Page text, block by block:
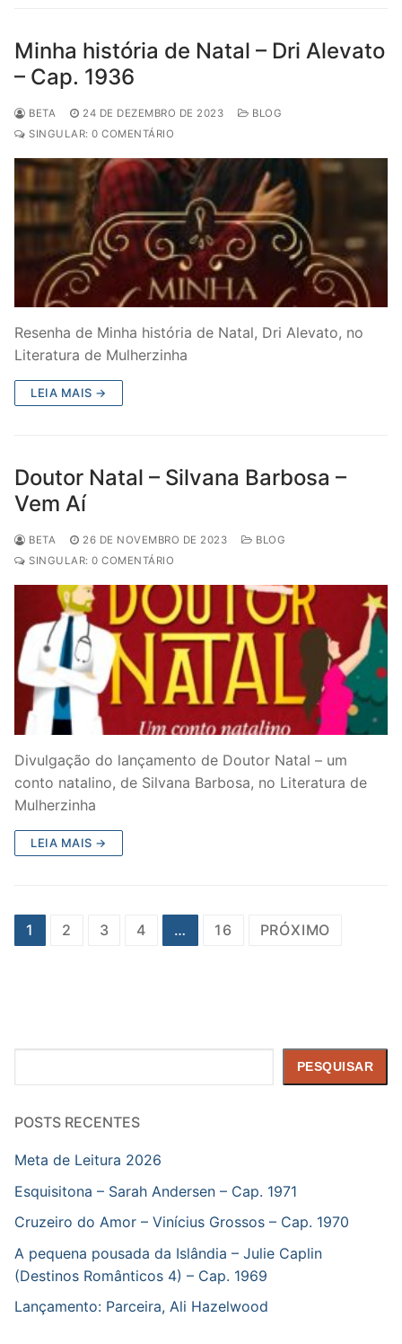
Minha história de Natal – Dri Alevato
– Cap. 1936
BETA 24 DE DEZEMBRO DE 2023
BLOG
SINGULAR: 0 COMENTÁRIO
Resenha de Minha história de Natal, Dri Alevato, no
Literatura de Mulherzinha
LEIA MAIS →
Doutor Natal – Silvana Barbosa –
Vem Aí
BETA 26 DE NOVEMBRO DE 2023
BLOG
SINGULAR: 0 COMENTÁRIO
Divulgação do lançamento de Doutor Natal – um
conto natalino, de Silvana Barbosa, no Literatura de
Mulherzinha
LEIA MAIS →
Paginação
1 2 3 4 … 16 PRÓXIMO
PESQUISAR
POSTS RECENTES
Meta de Leitura 2026
Esquisitona – Sarah Andersen – Cap. 1971
Cruzeiro do Amor – Vinícius Grossos – Cap. 1970
A pequena pousada da Islândia – Julie Caplin
(Destinos Românticos 4) – Cap. 1969
Lançamento: Parceira, Ali Hazelwood